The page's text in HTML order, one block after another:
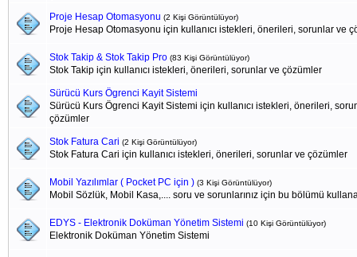
Proje Hesap Otomasyonu (2 Kişi Görüntülüyor)
Proje Hesap Otomasyonu için kullanıcı istekleri, önerileri, sorunlar ve
Stok Takip & Stok Takip Pro (83 Kişi Görüntülüyor)
Stok Takip için kullanıcı istekleri, önerileri, sorunlar ve çözümler
Sürücü Kurs Ögrenci Kayit Sistemi
Sürücü Kurs Ögrenci Kayit Sistemi için kullanıcı istekleri, önerileri,
çözümler
Stok Fatura Cari (2 Kişi Görüntülüyor)
Stok Fatura Cari için kullanıcı istekleri, önerileri, sorunlar ve çözümler
Mobil Yazılımlar ( Pocket PC için ) (3 Kişi Görüntülüyor)
Mobil Sözlük, Mobil Kasa,.... soru ve sorunlarınız için bu bölümü
EDYS - Elektronik Doküman Yönetim Sistemi (10 Kişi Görüntülüyor)
Elektronik Doküman Yönetim Sistemi